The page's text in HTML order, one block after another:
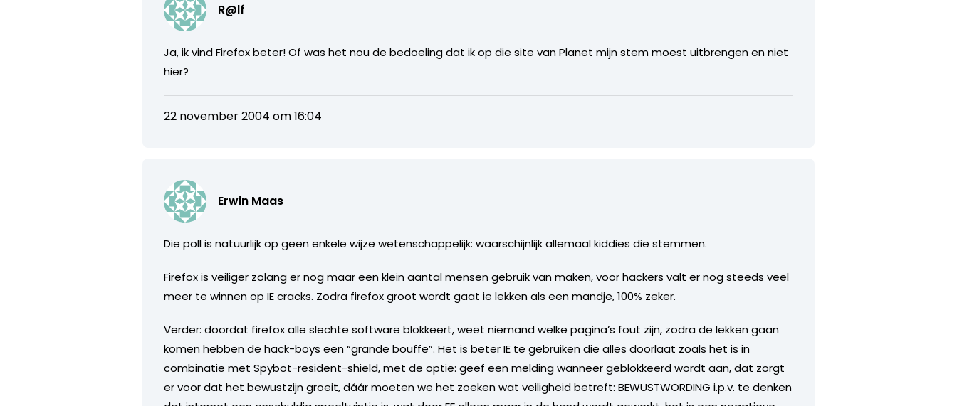
R@lf
Ja, ik vind Firefox beter! Of was het nou de bedoeling dat ik op die site van Planet mijn stem moest uitbrengen en niet
hier?
22 november 2004 om 16:04
Erwin Maas
Die poll is natuurlijk op geen enkele wijze wetenschappelijk: waarschijnlijk allemaal kiddies die stemmen.
Firefox is veiliger zolang er nog maar een klein aantal mensen gebruik van maken, voor hackers valt er nog steeds veel
meer te winnen op IE cracks. Zodra firefox groot wordt gaat ie lekken als een mandje, 100% zeker.
Verder: doordat firefox alle slechte software blokkeert, weet niemand welke pagina’s fout zijn, zodra de lekken gaan
komen hebben de hack-boys een “grande bouffe”. Het is beter IE te gebruiken die alles doorlaat zoals het is in
combinatie met Spybot-resident-shield, met de optie: geef een melding wanneer geblokkeerd wordt aan, dat zorgt
er voor dat het bewustzijn groeit, dáár moeten we het zoeken wat veiligheid betreft: BEWUSTWORDING i.p.v. te denken